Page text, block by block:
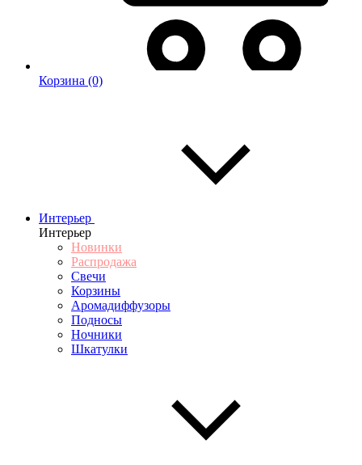
Корзина (0)
Интерьер
Интерьер
Новинки
Распродажа
Свечи
Корзины
Аромадиффузоры
Подносы
Ночники
Шкатулки